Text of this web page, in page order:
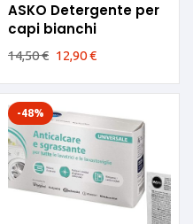
ASKO Detergente per
capi bianchi
14,50€ 12,90€
-48%